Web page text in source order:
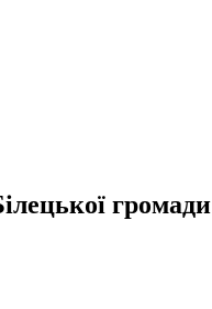
громади